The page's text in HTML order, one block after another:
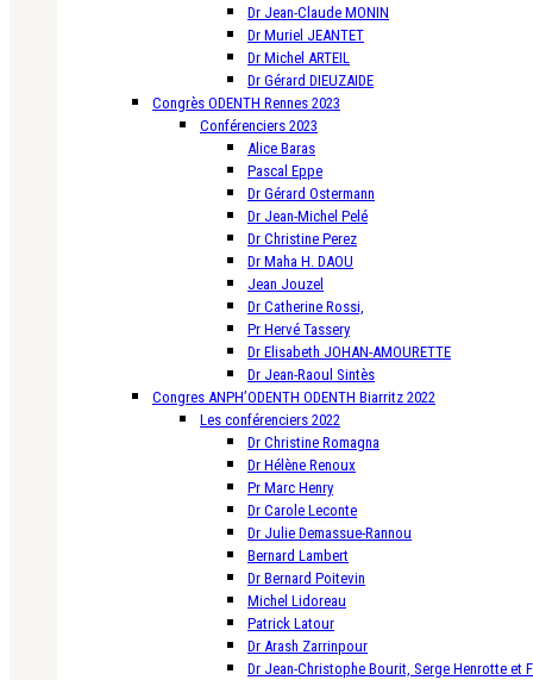
Dr Jean-Claude MONIN
Dr Muriel JEANTET
Dr Michel ARTEIL
Dr Gérard DIEUZAIDE
Congrès ODENTH Rennes 2023
Conférenciers 2023
Alice Baras
Pascal Eppe
Dr Gérard Ostermann
Dr Jean-Michel Pelé
Dr Christine Perez
Dr Maha H. DAOU
Jean Jouzel
Dr Catherine Rossi,
Pr Hervé Tassery
Dr Elisabeth JOHAN-AMOURETTE
Dr Jean-Raoul Sintès
Congres ANPH’ODENTH ODENTH Biarritz 2022
Les conférenciers 2022
Dr Christine Romagna
Dr Hélène Renoux
Pr Marc Henry
Dr Carole Leconte
Dr Julie Demassue-Rannou
Bernard Lambert
Dr Bernard Poitevin
Michel Lidoreau
Patrick Latour
Dr Arash Zarrinpour
Dr Jean-Christophe Bourit, Serge Henrotte et